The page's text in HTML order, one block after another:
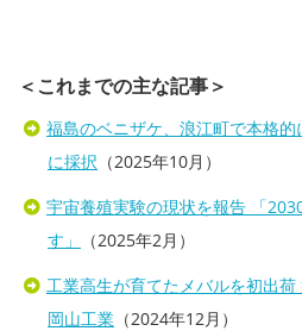
＜これまでの主な記事＞
福島のベニザケ、浪江町で本格
に採択 （2025年10月）
宇宙養殖実験の現状を報告 「
す」
（2025年2月）
工業高生が育てたメバルを初出
岡山工業 （2024年12月）